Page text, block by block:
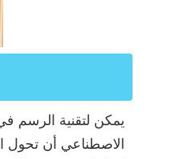
يمكن لتقنية الرسم
الاصطناعي أن تحول